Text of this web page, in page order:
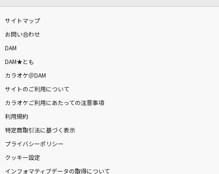
サイトマップ
お問い合わせ
DAM
DAM★とも
カラオケ＠DAM
サイトのご利用について
カラオケご利用にあたっての注意事項
利用規約
特定商取引法に基づく表示
プライバシーポリシー
クッキー設定
インフォマティブデータの取得について